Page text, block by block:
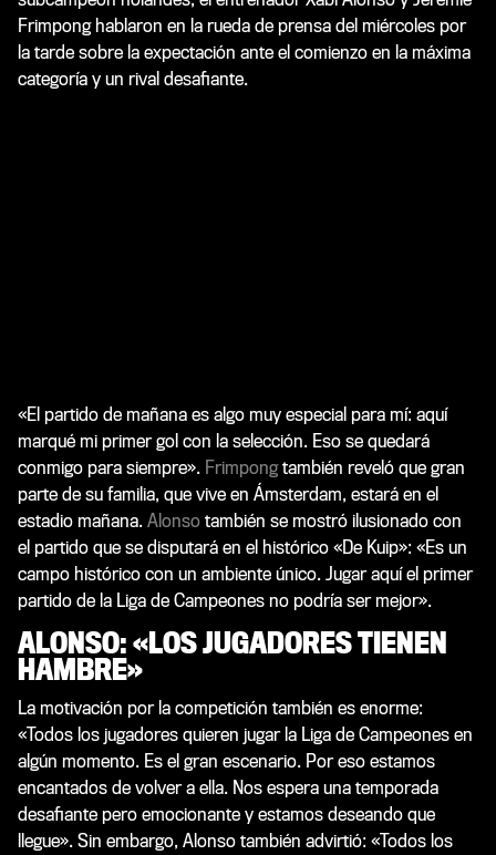
Frimpong hablaron en la rueda de prensa del miércoles por
la tarde sobre la expectación ante el comienzo en la máxima
categoría y un rival desafiante.
«El partido de mañana es algo muy especial para mí: aquí
marqué mi primer gol con la selección. Eso se quedará
conmigo para siempre». Frimpongtambién reveló que gran
parte de su familia, que vive en Ámsterdam, estará en el
estadio mañana. Alonso también se mostró ilusionado con
el partido que se disputará en el histórico «De Kuip»: «Es un
campo histórico con un ambiente único. Jugar aquí el primer
partido de la Liga de Campeones no podría ser mejor».
ALONSO: «LOS JUGADORES TIENEN
HAMBRE»
La motivación por la competición también es enorme:
«Todos los jugadores quieren jugar la Liga de Campeones en
algún momento. Es el gran escenario. Por eso estamos
encantados de volver a ella. Nos espera una temporada
desafiante pero emocionante y estamos deseando que
llegue». Sin embargo, Alonso también advirtió: «Todos los